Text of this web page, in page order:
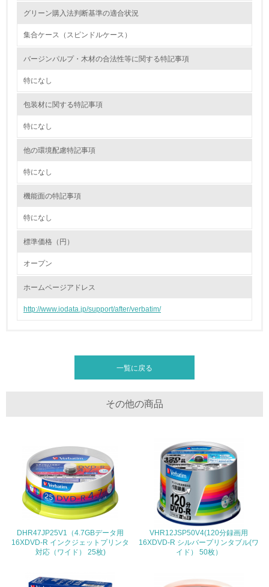
かしている
6.
従業員が環境方針に基づいて自分の業務の中で行うべき環
→ 導入している規格名
第三者認証を取得している
2.環境への取り組み
油、ガス）の使用量削減の取り組みを行っている
<L2> 資源とエネルギーの使用量の把握をし、具体的な削
<L1> 環境配慮型製品・サービスの製造・販売を積極的に
行っている
<L2> 環境配慮型製品・サービスの製造・販売状況を把握
し、具体的な販売目標や計画を立てている
グリーン購入
グリーン購入法判断基準の適合状況
集合ケース（スピンドルケース）
バージンパルプ・木材の合法性等に関する特記事項
特になし
包装材に関する特記事項
特になし
他の環境配慮特記事項
特になし
機能面の特記事項
特になし
標準価格（円）
オープン
ホームページアドレス
http://www.iodata.jp/support/after/verbatim/
一覧に戻る
その他の商品
DHR47JP25V1（4.7GBデータ用
16XDVD-R インクジェットプリンタ
対応（ワイド） 25枚)
VHR12JSP50V4(120分録画用
16XDVD-R シルバープリンタブル(ワ
イド） 50枚）